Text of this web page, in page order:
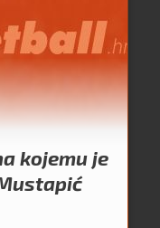
kojemu je